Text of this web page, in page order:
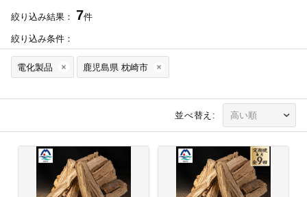
絞り込み結果： 7件
絞り込み条件：
電化製品 鹿児島県 枕崎市
並べ替え: